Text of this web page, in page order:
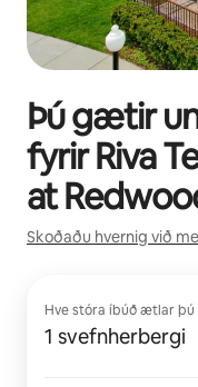
Þú gætir
fyrirRiva
at
Skoðaðu hvernig við
Hve stóra íbúð ætlar þú
1 svefnherbergi